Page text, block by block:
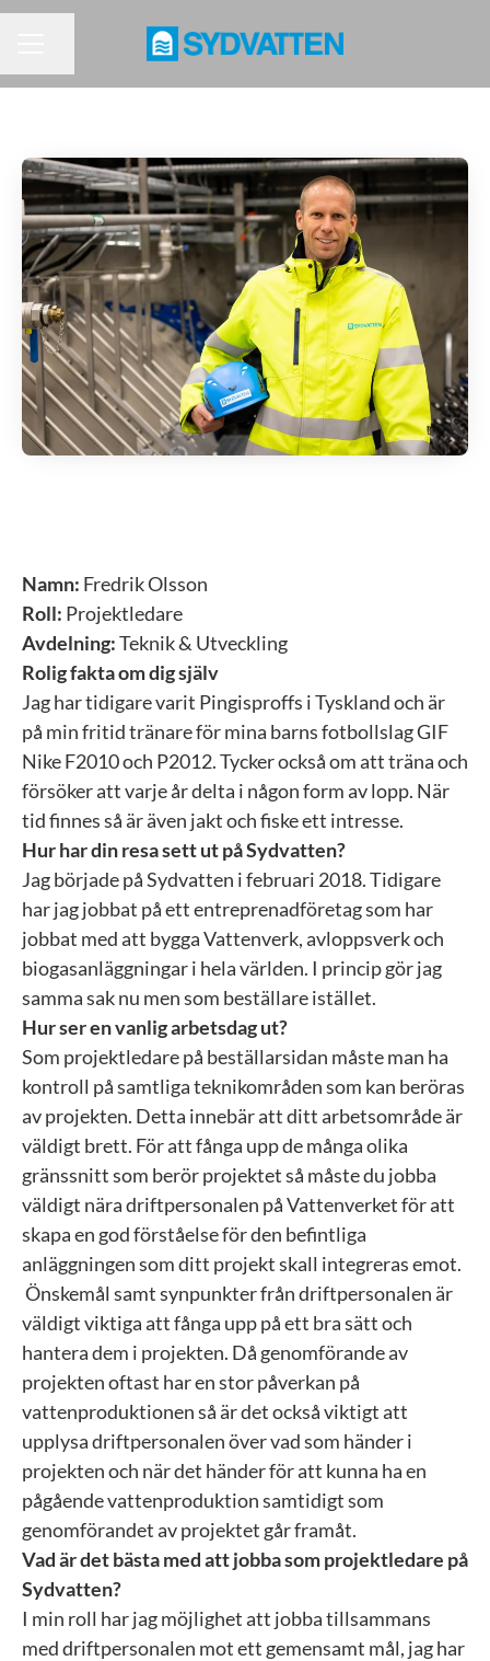
Namn: Fredrik Olsson
Roll: Projektledare
Avdelning:Teknik & Utveckling
Rolig fakta om dig själv
Jag har tidigare varit Pingisproffs i Tyskland och är
på min fritid tränare för mina barns fotbollslag GIF
Nike F2010 och P2012. Tycker också om att träna och
försöker att varje år delta i någon form av lopp. När
tid finnes så är även jakt och fiske ett intresse.
Hur har din resa sett ut på Sydvatten?
Jag började på Sydvatten i februari 2018. Tidigare
har jag jobbat på ett entreprenadföretag som har
jobbat med att bygga Vattenverk, avloppsverk och
biogasanläggningar i hela världen. I princip gör jag
samma sak nu men som beställare istället.
Hur ser en vanlig arbetsdag ut?
Som projektledare på beställarsidan måste man ha
kontroll på samtliga teknikområden som kan beröras
av projekten. Detta innebär att ditt arbetsområde är
väldigt brett. För att fånga upp de många olika
gränssnitt som berör projektet så måste du jobba
väldigt nära driftpersonalen på Vattenverket för att
skapa en god förståelse för den befintliga
anläggningen som ditt projekt skall integreras emot.
Önskemål samt synpunkter från driftpersonalen är
väldigt viktiga att fånga upp på ett bra sätt och
hantera dem i projekten. Då genomförande av
projekten oftast har en stor påverkan på
vattenproduktionen så är det också viktigt att
upplysa driftpersonalen över vad som händer i
projekten och när det händer för att kunna ha en
pågående vattenproduktion samtidigt som
genomförandet av projektet går framåt.
Vad är det bästa med att jobba som projektledare på
Sydvatten?
I min roll har jag möjlighet att jobba tillsammans
med driftpersonalen mot ett gemensamt mål, jag har